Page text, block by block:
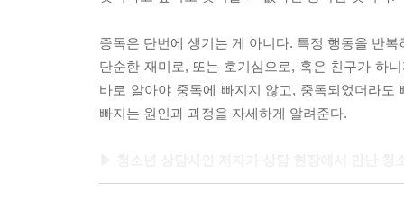
중독은 단번에 생기는 게 아니다. 특정 행동을 반
단순한 재미로, 또는 호기심으로, 혹은 친구가 하
바로 알아야 중독에 빠지지 않고, 중독되었더라
빠지는 원인과 과정을 자세하게 알려준다.